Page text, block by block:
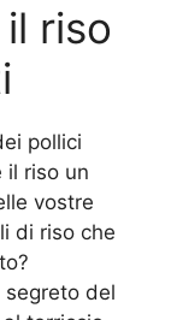
riso
pollici
il riso un
vostre
di riso che
del